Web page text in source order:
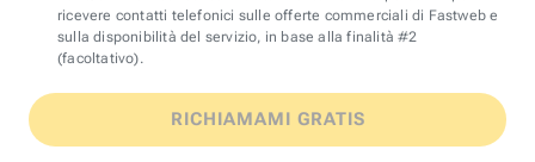
ricevere contatti telefonici sulle offerte commerciali di Fastweb e
sulla disponibilità del servizio, in base alla finalità #2
(facoltativo).
RICHIAMAMI GRATIS